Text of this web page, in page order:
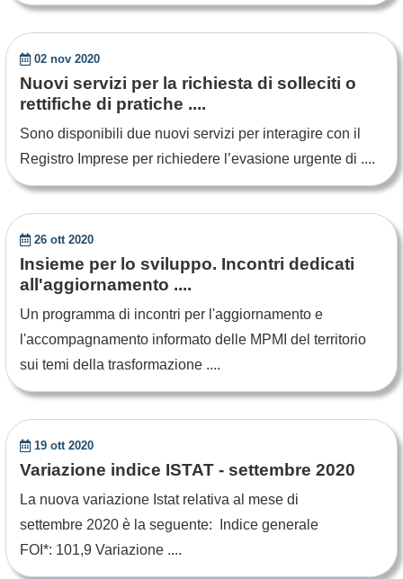
02 nov 2020
Nuovi servizi per la richiesta di solleciti o
rettifiche di pratiche ....
Sono disponibili due nuovi servizi per interagire con il
Registro Imprese per richiedere l’evasione urgente di ....
26 ott 2020
Insieme per lo sviluppo. Incontri dedicati
all'aggiornamento ....
Un programma di incontri per l'aggiornamento e
l'accompagnamento informato delle MPMI del territorio
sui temi della trasformazione ....
19 ott 2020
Variazione indice ISTAT - settembre 2020
La nuova variazione Istat relativa al mese di
settembre 2020 è la seguente: Indice generale
FOI*: 101,9 Variazione ....